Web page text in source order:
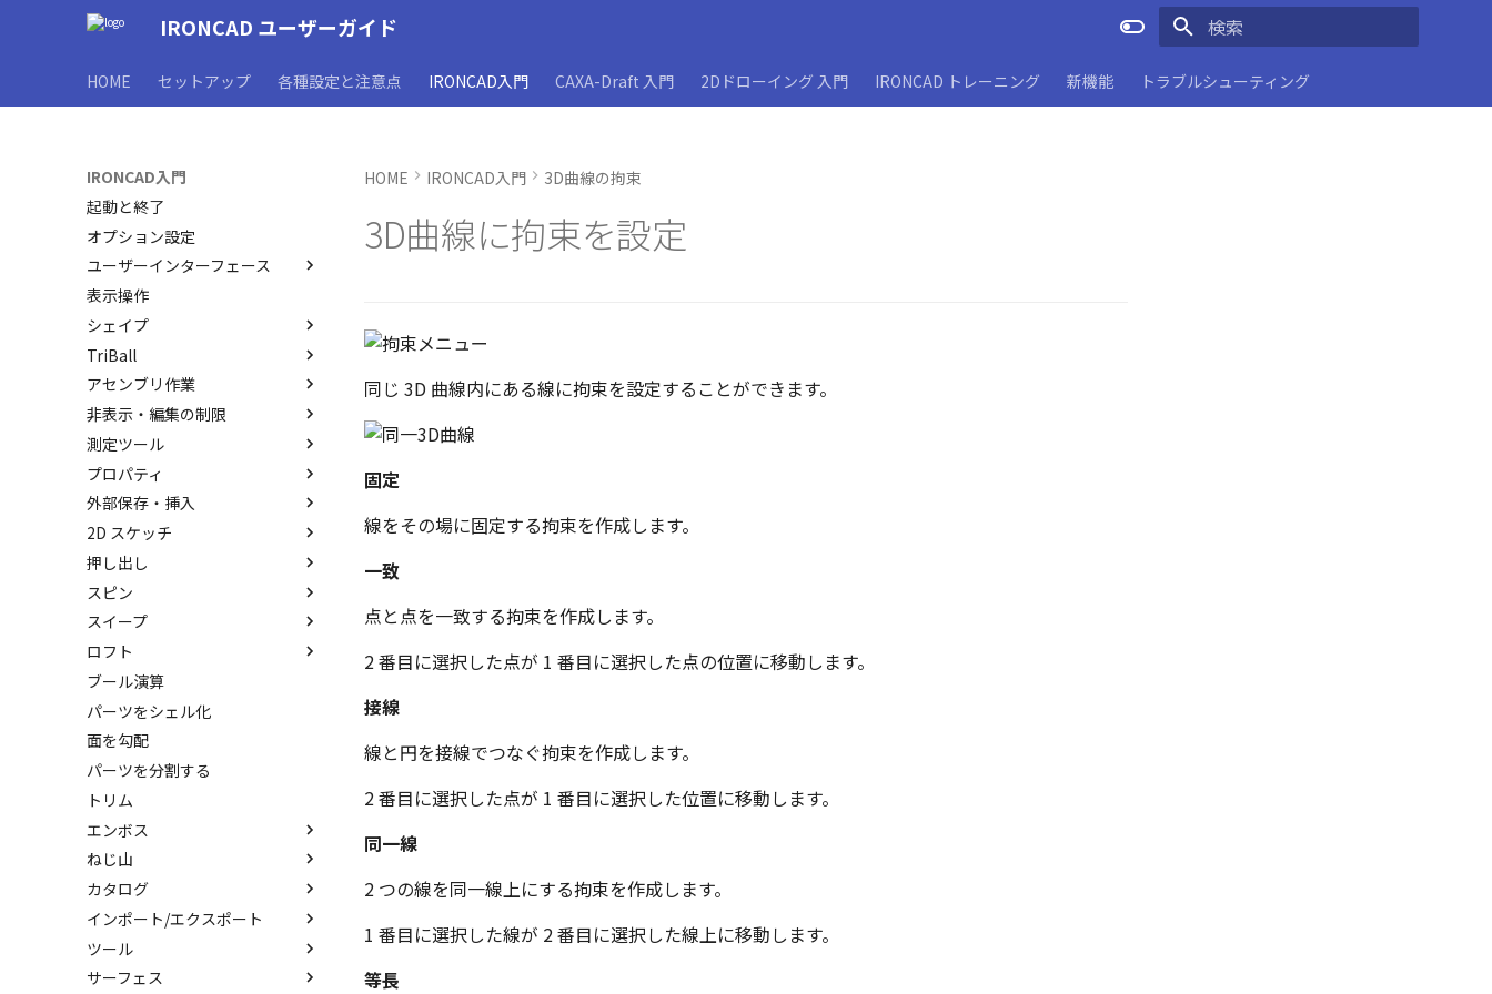
IRONCAD ユーザーガイド
HOME セットアップ 各種設定と注意点 IRONCAD入門 CAXA-Draft 入門 2Dドローイング 入門 IRONCAD トレーニング 新機能 トラブルシューティング
IRONCAD入門
起動と終了
オプション設定
ユーザーインターフェース
ユーザーインターフェースと各
部名称
インターフェースのカスタマイ
ズ
表示操作
シェイプ
IRONCAD で扱う要素
要素の選択方法
カタログからのドラッグ＆ドロ
ップによるモデリング
SmartSnap（スマートスナッ
プ）機能
IntelliShape のサイズ編集
カーネルの切り替え
ストラクチャパーツについて
アクティブに設定
内部リンク
要素の置き換え
TriBall
TriBallとは
起動と解除
軸ハンドル（直線移動）
平面ハンドル（面移動）
中心ハンドル（点移動）
向きハンドル（向きの変更）
回転
リンクコピーについて
パターン（配列）について
TriBallのみ移動モード
練習問題 1
練習問題 2
アセンブリ作業
アセンブリの作成と解除
アセンブリ構造の変更
アセンブリミラー
アセンブリフィーチャ 押し出
しカット
アセンブリフィーチャ 穴
ベンド
非表示・編集の制限
概要
非表示
抑制[非表示]
ゴーストパーツに設定
その他の機能
測定ツール
SmartDimension
その他の測定ツール
Triball 機能で寸法作成
プロパティ
パーツ プロパティ
アセンブリ プロパティ
既定のプロパティ項目の活用
カスタムプロパティ
外部保存・挿入
外部保存
挿入
2D スケッチ
2Dシェイプ
作図
編集
移動/コピー
回転
サイズ変更
オフセット
ミラー
直線配列/円形配列
フィレット
延長
分割
トリム
重複を削除
隙間を検索
DWG/DXF のインポート
拘束
表示
押し出し
押し出し
押し出しウィザード
簡単押し出し
選択した面を押し出し
スケッチを抽出
スピン
スピン
スピンウィザード
簡単スピン
スケッチを抽出
スイープ
スイープ
スイープウィザード
簡単スイープ
スケッチを抽出
ロフト
ロフト
ロフトウィザード
簡単ロフト
ガイドラインを使用したロフト
スケッチを抽出
ブール演算
パーツをシェル化
面を勾配
パーツを分割する
トリム
エンボス
エンボス
ラップエンボス
ねじ山
ねじ山
略図ねじ山
カタログ
カタログ
カタログセット
お気に入りカタログ
インポート/エクスポート
インポート
エクスポート
ツール
配置拘束
サーフェス
HOME IRONCAD入門 3D曲線の拘束
3D曲線に拘束を設定
同じ 3D 曲線内にある線に拘束を設定することができます。
固定
線をその場に固定する拘束を作成します。
一致
点と点を一致する拘束を作成します。
2 番目に選択した点が 1 番目に選択した点の位置に移動します。
接線
線と円を接線でつなぐ拘束を作成します。
2 番目に選択した点が 1 番目に選択した位置に移動します。
同一線
2 つの線を同一線上にする拘束を作成します。
1 番目に選択した線が 2 番目に選択した線上に移動します。
等長